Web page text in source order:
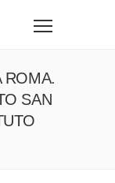
ROMA.
SAN